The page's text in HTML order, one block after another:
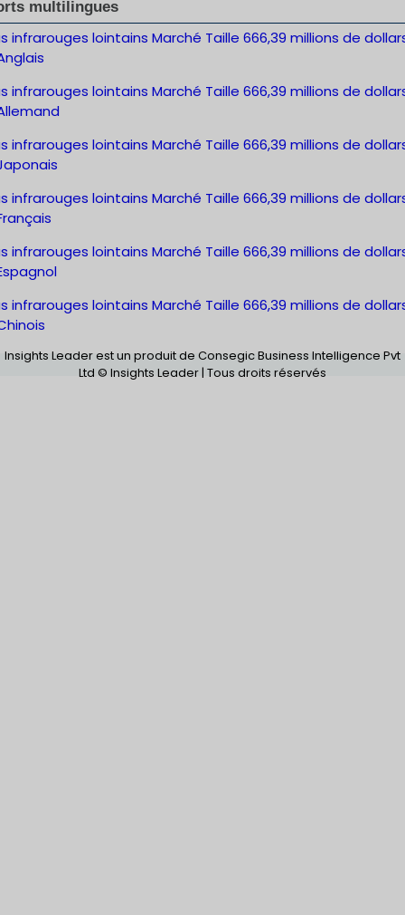
multilingues
infrarouges lointains Marché Taille 666,39 millions de
infrarouges lointains Marché Taille 666,39 millions de
infrarouges lointains Marché Taille 666,39 millions de
infrarouges lointains Marché Taille 666,39 millions de
infrarouges lointains Marché Taille 666,39 millions de
infrarouges lointains Marché Taille 666,39 millions de
Insights Leader est un produit de Consegic Business Intelligence Pvt
Ltd © Insights Leader | Tous droits réservés